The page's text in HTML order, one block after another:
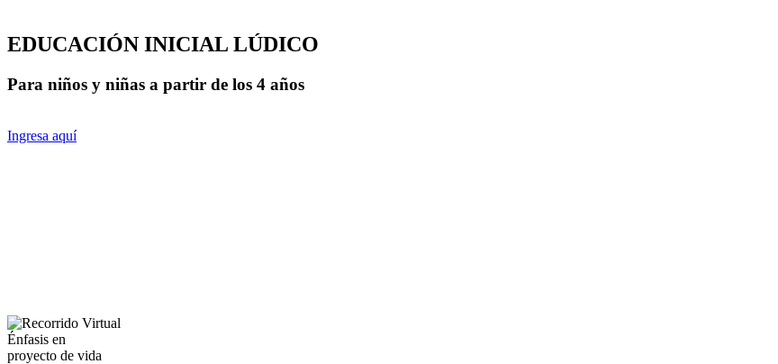
EDUCACIÓN INICIAL LÚDICO
Para niños y niñas a partir de los 4 años
Ingresa aquí
Énfasis en
proyecto de vida